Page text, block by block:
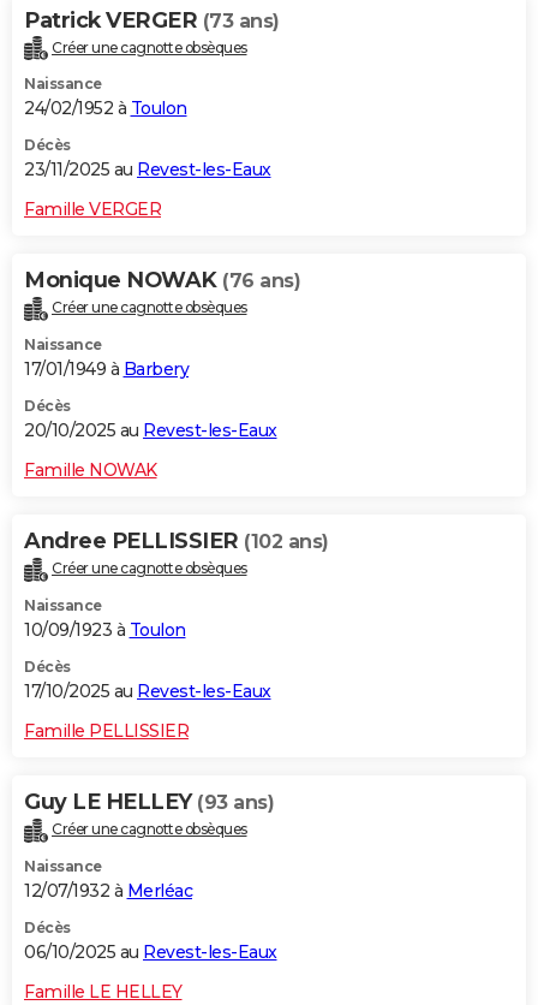
Patrick VERGER (73 ans)
Créer une cagnotte obsèques
Naissance
24/02/1952 à Toulon
Décès
23/11/2025 au Revest-les-Eaux
Famille VERGER
Monique NOWAK (76 ans)
Créer une cagnotte obsèques
Naissance
17/01/1949 à Barbery
Décès
20/10/2025 au Revest-les-Eaux
Famille NOWAK
Andree PELLISSIER (102 ans)
Créer une cagnotte obsèques
Naissance
10/09/1923 à Toulon
Décès
17/10/2025 au Revest-les-Eaux
Famille PELLISSIER
Guy LE HELLEY (93 ans)
Créer une cagnotte obsèques
Naissance
12/07/1932 à Merléac
Décès
06/10/2025 au Revest-les-Eaux
Famille LE HELLEY